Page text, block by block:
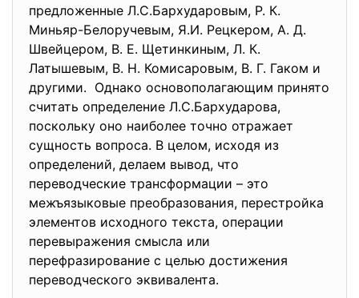
предложенные Л.С.Бархударовым, Р. К.
Миньяр-Белоручевым, Я.И. Рецкером, А. Д.
Швейцером, В. Е. Щетинкиным, Л. К.
Латышевым, В. Н. Комисаровым, В. Г. Гаком и
другими. Однако основополагающим принято
считать определение Л.С.Бархударова,
поскольку оно наиболее точно отражает
сущность вопроса. В целом, исходя из
определений, делаем вывод, что
переводческие трансформации – это
межъязыковые преобразования, перестройка
элементов исходного текста, операции
перевыражения смысла или
перефразирование с целью достижения
переводческого эквивалента.